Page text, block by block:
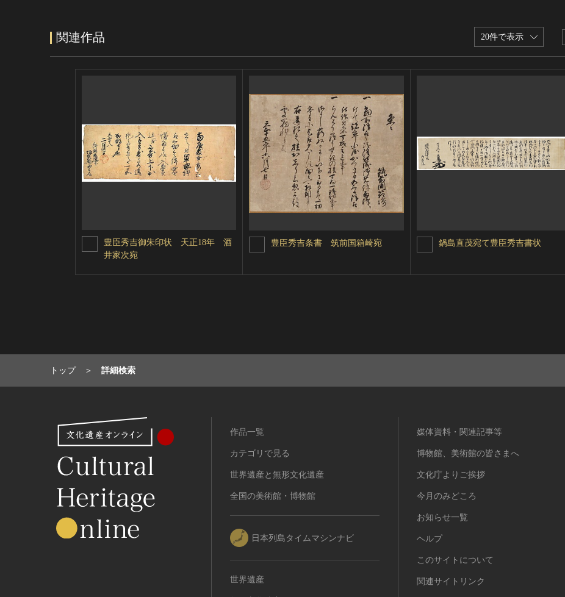
関連作品 20件で表示
豊臣秀吉御朱印状 天正18年 酒
井家次宛
豊臣秀吉条書 筑前国箱崎宛 鍋島直茂宛て豊臣秀吉書状
トップ 詳細検索
作品一覧
カテゴリで見る
世界遺産と無形文化遺産
全国の美術館・博物館
日本列島タイムマシンナビ
世界遺産
媒体資料・関連記事等
博物館、美術館の皆さまへ
文化庁よりご挨拶
今月のみどころ
お知らせ一覧
ヘルプ
このサイトについて
関連サイトリンク